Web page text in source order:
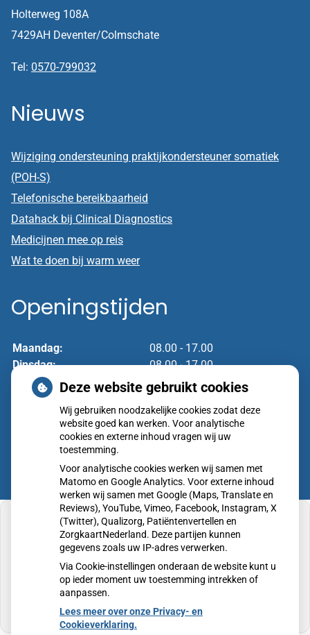
Holterweg 108A
7429AH Deventer/Colmschate
Tel: 0570-799032
Nieuws
Wijziging ondersteuning praktijkondersteuner somatiek
(POH-S)
Telefonische bereikbaarheid
Datahack bij Clinical Diagnostics
Medicijnen mee op reis
Wat te doen bij warm weer
Openingstijden
Maandag:
08.00 - 17.00
Dinsdag:
08.00 - 17.00
Woensdag:
08.00 - 17.00
Donderdag:
08.00 - 17.00
08.00 - 17.00
U heeft geen toestemming gegeven voor
externe inhoud die nodig is om dit te zien.
Cookie-instellingen wijzigen
Deze website gebruikt cookies
Wij gebruiken noodzakelijke cookies zodat deze
website goed kan werken. Voor analytische
cookies en externe inhoud vragen wij uw
toestemming.
Voor analytische cookies werken wij samen met
Matomo en Google Analytics. Voor externe inhoud
werken wij samen met Google (Maps, Translate en
Reviews), YouTube, Vimeo, Facebook, Instagram, X
(Twitter), Qualizorg, Patiëntenvertellen en
ZorgkaartNederland. Deze partijen kunnen
gegevens zoals uw IP-adres verwerken.
Via Cookie-instellingen onderaan de website kunt u
op ieder moment uw toestemming intrekken of
aanpassen.
Lees meer over onze Privacy- en
Cookieverklaring.